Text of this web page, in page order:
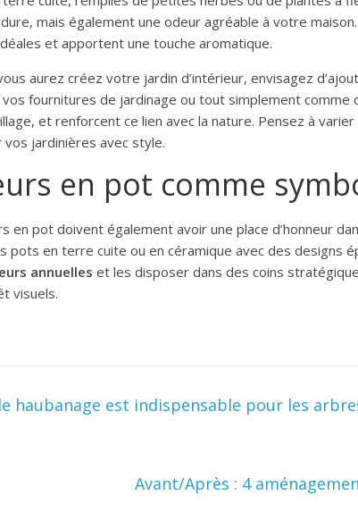
mais également une odeur agréable à votre
et apportent une touche aromatique.
aurez créez votre jardin d’intérieur, envisagez
fournitures de jardinage ou tout simplement
et renforcent ce lien avec la nature. Pensez à
jardinières avec style.
en pot comme
en pot doivent également avoir une place d’honneur
pots en terre cuite ou en céramique avec des designs
annuelles et les disposer dans des coins
visuels.
haubanage est indispensable pour les
Avant/Après : 4